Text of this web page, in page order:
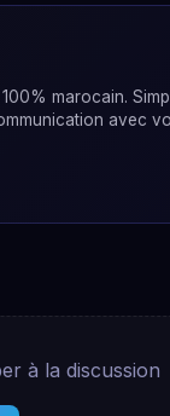
marocain.
avec
à la discussion